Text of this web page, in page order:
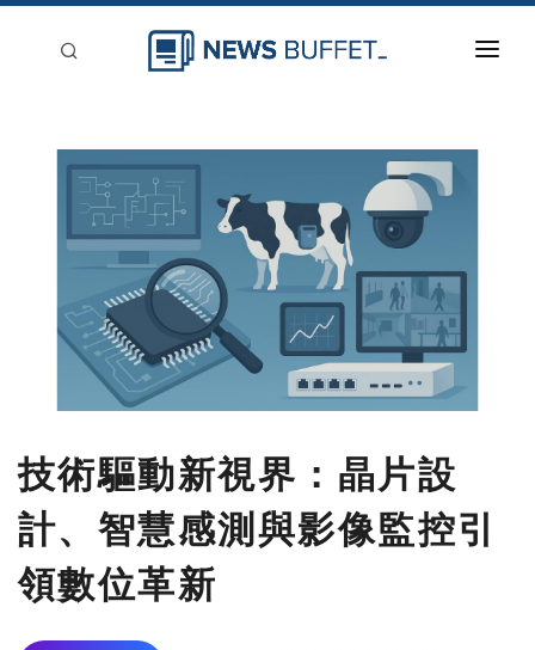
新聞稿分類
登入
技術驅動新視界：晶片設
計、智慧感測與影像監控引
領數位革新